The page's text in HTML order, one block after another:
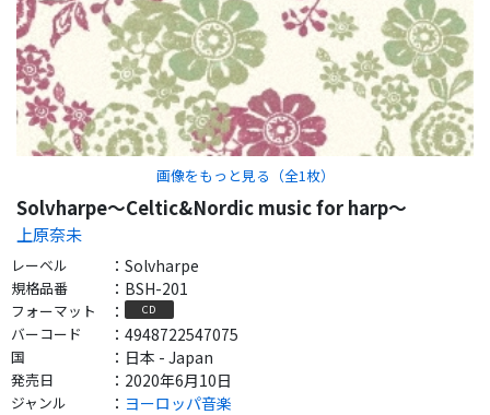
画像をもっと見る（全1 枚）
Solvharpe～Celtic&Nordic music for harp～
上原奈未
レーベル ： Solvharpe
規格品番 ： BSH-201
フォーマット ： CD
バーコード ： 4948722547075
国 ： 日本 - Japan
発売日 ： 2020年6月10日
ジャンル ： ヨーロッパ音楽